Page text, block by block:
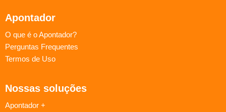
Apontador
O que é o Apontador?
Perguntas Frequentes
Termos de Uso
Nossas soluções
Apontador +